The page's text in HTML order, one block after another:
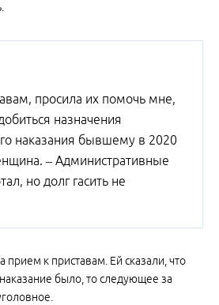
просила их помочь мне,
назначения
наказания бывшему в 2020
– Административные
но долг гасить не
к приставам. Ей сказали, что
было, то следующее за